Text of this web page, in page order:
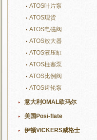
ATOS叶片泵
ATOS现货
ATOS电磁阀
ATOS放大器
ATOS液压缸
ATOS柱塞泵
ATOS比例阀
ATOS齿轮泵
意大利OMAL欧玛尔
美国Posi-flate
伊顿VICKERS威格士